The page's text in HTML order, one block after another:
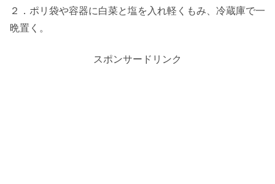
２．ポリ袋や容器に白菜と塩を入れ軽くもみ、冷蔵庫で一
晩置く。
スポンサードリンク